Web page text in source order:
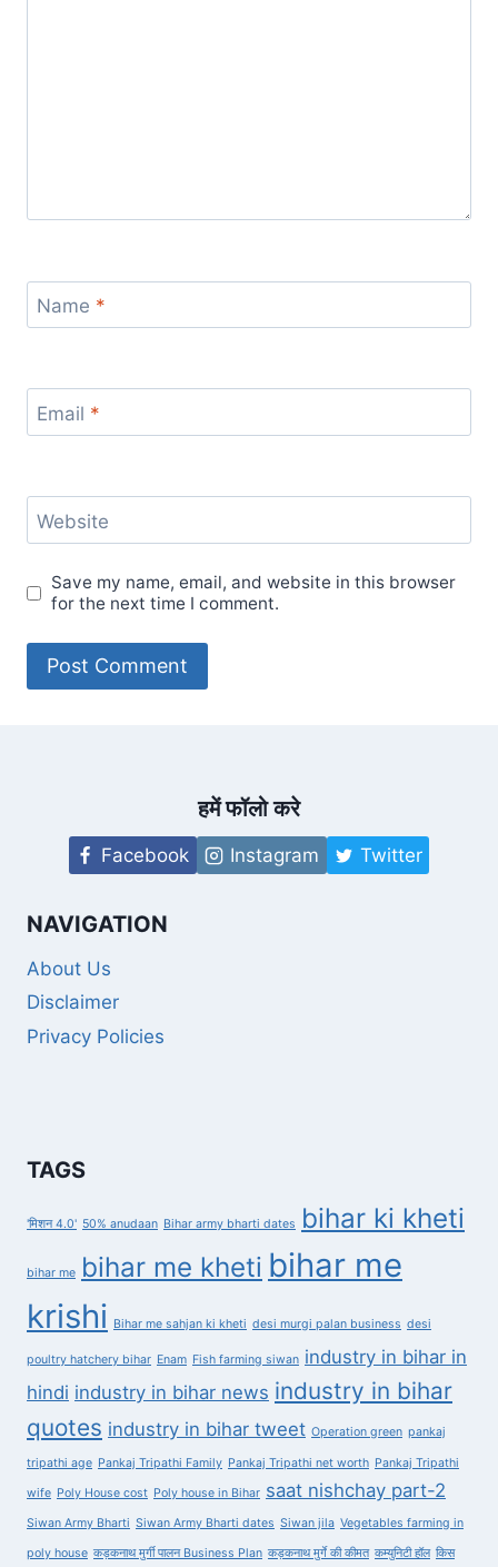
Name *
Email *
Website
Save my name, email, and website in this browser
for the next time I comment.
हमें फॉलो करे
Facebook Instagram Twitter
NAVIGATION
About Us
Disclaimer
Privacy Policies
TAGS
'मिशन 4.0' 50% anudaan Bihar army bharti dates bihar ki kheti
bihar me bihar me kheti bihar me
krishi Bihar me sahjan ki kheti desi murgi palan business desi
poultry hatchery bihar Enam Fish farming siwan industry in bihar in
hindi industry in bihar news industry in bihar
quotes industry in bihar tweet Operation green pankaj
tripathi age Pankaj Tripathi Family Pankaj Tripathi net worth Pankaj Tripathi
wife Poly House cost Poly house in Bihar saat nishchay part-2
Siwan Army Bharti Siwan Army Bharti dates Siwan jila Vegetables farming in
poly house कड़कनाथ मुर्गी पालन Business Plan कड़कनाथ मुर्गे की कीमत कम्युनिटी हॉल किस